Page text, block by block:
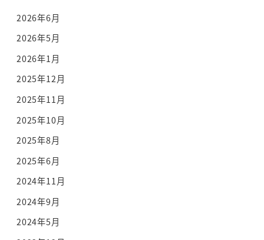
2026年6月
2026年5月
2026年1月
2025年12月
2025年11月
2025年10月
2025年8月
2025年6月
2024年11月
2024年9月
2024年5月